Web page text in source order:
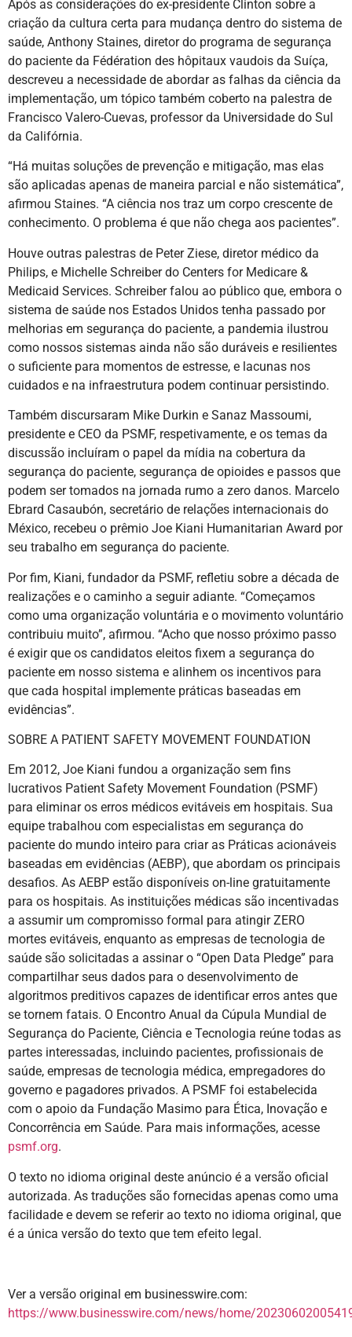
Após as considerações do ex-presidente Clinton sobre a
criação da cultura certa para mudança dentro do sistema de
saúde, Anthony Staines, diretor do programa de segurança
do paciente da Fédération des hôpitaux vaudois da Suíça,
descreveu a necessidade de abordar as falhas da ciência da
implementação, um tópico também coberto na palestra de
Francisco Valero-Cuevas, professor da Universidade do Sul
da Califórnia.
“Há muitas soluções de prevenção e mitigação, mas elas
são aplicadas apenas de maneira parcial e não sistemática”,
afirmou Staines. “A ciência nos traz um corpo crescente de
conhecimento. O problema é que não chega aos pacientes”.
Houve outras palestras de Peter Ziese, diretor médico da
Philips, e Michelle Schreiber do Centers for Medicare &
Medicaid Services. Schreiber falou ao público que, embora o
sistema de saúde nos Estados Unidos tenha passado por
melhorias em segurança do paciente, a pandemia ilustrou
como nossos sistemas ainda não são duráveis e resilientes
o suficiente para momentos de estresse, e lacunas nos
cuidados e na infraestrutura podem continuar persistindo.
Também discursaram Mike Durkin e Sanaz Massoumi,
presidente e CEO da PSMF, respetivamente, e os temas da
discussão incluíram o papel da mídia na cobertura da
segurança do paciente, segurança de opioides e passos que
podem ser tomados na jornada rumo a zero danos. Marcelo
Ebrard Casaubón, secretário de relações internacionais do
México, recebeu o prêmio Joe Kiani Humanitarian Award por
seu trabalho em segurança do paciente.
Por fim, Kiani, fundador da PSMF, refletiu sobre a década de
realizações e o caminho a seguir adiante. “Começamos
como uma organização voluntária e o movimento voluntário
contribuiu muito”, afirmou. “Acho que nosso próximo passo
é exigir que os candidatos eleitos fixem a segurança do
paciente em nosso sistema e alinhem os incentivos para
que cada hospital implemente práticas baseadas em
evidências”.
SOBRE A PATIENT SAFETY MOVEMENT FOUNDATION
Em 2012, Joe Kiani fundou a organização sem fins
lucrativos Patient Safety Movement Foundation (PSMF)
para eliminar os erros médicos evitáveis em hospitais. Sua
equipe trabalhou com especialistas em segurança do
paciente do mundo inteiro para criar as Práticas acionáveis
baseadas em evidências (AEBP), que abordam os principais
desafios. As AEBP estão disponíveis on-line gratuitamente
para os hospitais. As instituições médicas são incentivadas
a assumir um compromisso formal para atingir ZERO
mortes evitáveis, enquanto as empresas de tecnologia de
saúde são solicitadas a assinar o “Open Data Pledge” para
compartilhar seus dados para o desenvolvimento de
algoritmos preditivos capazes de identificar erros antes que
se tornem fatais. O Encontro Anual da Cúpula Mundial de
Segurança do Paciente, Ciência e Tecnologia reúne todas as
partes interessadas, incluindo pacientes, profissionais de
saúde, empresas de tecnologia médica, empregadores do
governo e pagadores privados. A PSMF foi estabelecida
com o apoio da Fundação Masimo para Ética, Inovação e
Concorrência em Saúde. Para mais informações, acesse
psmf.org.
O texto no idioma original deste anúncio é a versão oficial
autorizada. As traduções são fornecidas apenas como uma
facilidade e devem se referir ao texto no idioma original, que
é a única versão do texto que tem efeito legal.
Ver a versão original em businesswire.com:
https://www.businesswire.com/news/home/